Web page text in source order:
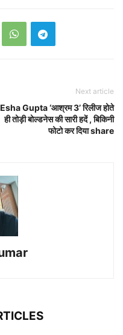
Next article
Esha Gupta ‘आश्रम 3’ रिलीज होते
ही तोड़ी बोल्डनेस की सारी हदें , बिकिनी
फोटो कर दिया share